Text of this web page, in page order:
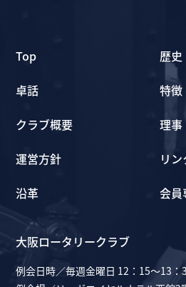
Top
卓話
クラブ概要
運営方針
沿革
歴史
特徴
理事
リン
会員
大阪ロータリークラブ
例会日時／毎週金曜日 12：15～13：